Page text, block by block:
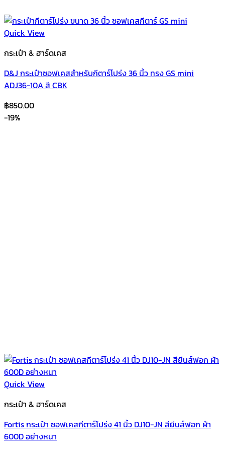
Quick View
กระเป๋า & ฮาร์ดเคส
D&J กระเป๋าซอฟเคสสำหรับกีตาร์โปร่ง 36 นิ้ว ทรง GS mini
ADJ36-10A สี CBK
฿850.00
-19%
Quick View
กระเป๋า & ฮาร์ดเคส
Fortis กระเป๋า ซอฟเคสกีตาร์โปร่ง 41 นิ้ว DJ10-JN สียีนส์ฟอก ผ้า
600D อย่างหนา